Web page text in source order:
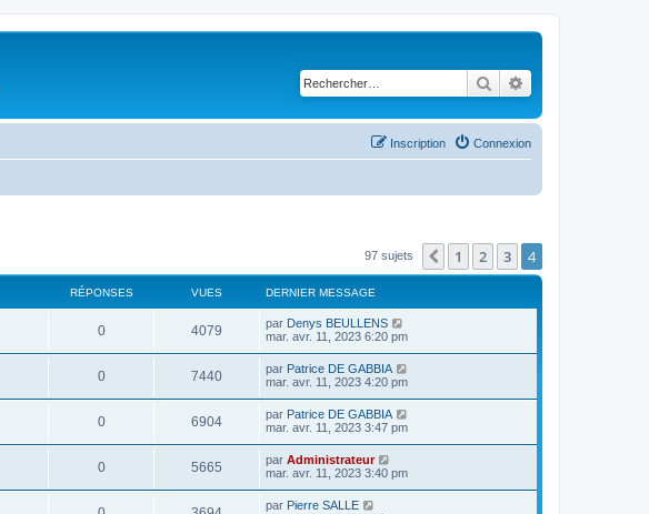
Rechercher
Connexion
Inscription
97 sujets Précédent
1 2 3 4
RÉPONSES VUES DERNIER MESSAGE
0 4079 par Denys BEULLENS
mar. avr. 11, 2023 6:20 pm
0 7440 par Patrice DE GABBIA
mar. avr. 11, 2023 4:20 pm
0 6904 par Patrice DE GABBIA
mar. avr. 11, 2023 3:47 pm
0 5665 par Administrateur
mar. avr. 11, 2023 3:40 pm
par Pierre SALLE